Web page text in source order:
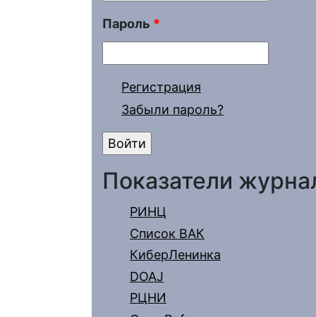
Пароль *
Регистрация
Забыли пароль?
Показатели
РИНЦ
Список ВАК
КиберЛенинка
DOAJ
РЦНИ